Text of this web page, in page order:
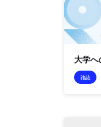
大学
雑誌